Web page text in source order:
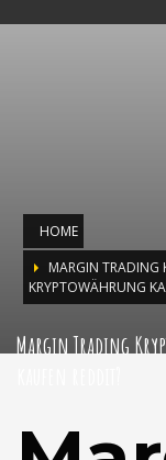
HOME
MARGIN TRADING
KRYPTOWÄHRUNG
Margin Trading